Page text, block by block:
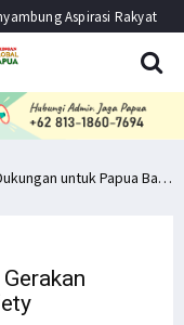
Aspirasi Rakyat
Pemuda PNG Deklarasi Dukungan untuk Papua Barat Lawan TNI/Polri